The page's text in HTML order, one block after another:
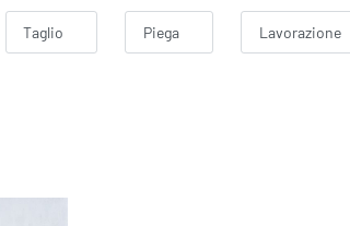
Taglio Piega Lavorazione